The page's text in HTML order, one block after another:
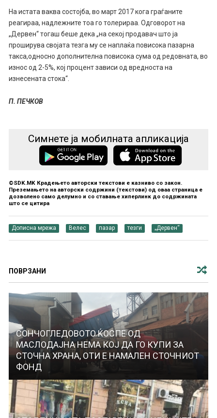
На истата ваква состојба, во март 2017 кога граѓаните
реагираа, надлежните тоа го толерираа. Одговорот на
„Дервен“ тогаш беше дека „на секој продавач што ја
проширува својата тезга му се наплаќа повисока пазарна
такса,односно дополнителна повисока сума од редовната, во
износ од 2-5%, кој процент зависи од вредноста на
изнесената стока“.
П. ПЕЧКОВ
Симнете ја мобилната апликација
©SDK.MK Крадењето авторски текстови е казниво со закон.
Преземањето на авторски содржини (текстови) од оваа страница е
дозволено само делумно и со ставање хиперлинк до содржината
што се цитира
Дописна мрежа Велес пазар тезги „Дервен“
ПОВРЗАНИ
СОНЧОГЛЕДОВОТО ЌОСПЕ ОД
МАСЛОДАЈНА НЕМА КОЈ ДА ГО КУПИ ЗА
СТОЧНА ХРАНА, ОТИ Е НАМАЛЕН СТОЧНИОТ
ФОНД